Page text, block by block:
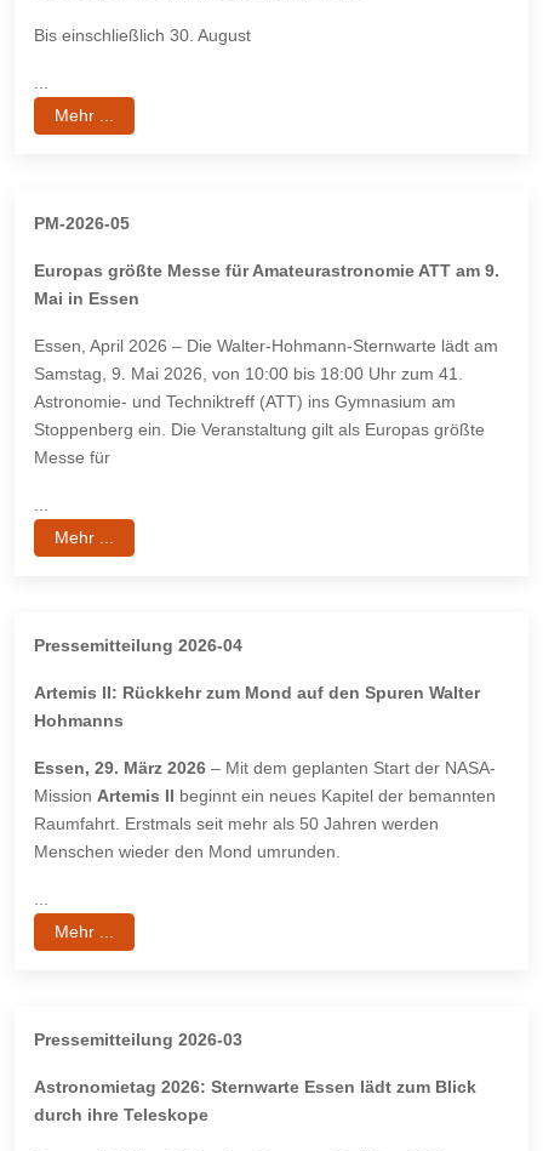
Bis einschließlich 30. August
...
Mehr ...
PM-2026-05
Europas größte Messe für Amateurastronomie ATT am 9.
Mai in Essen
Essen, April 2026 – Die Walter-Hohmann-Sternwarte lädt am
Samstag, 9. Mai 2026, von 10:00 bis 18:00 Uhr zum 41.
Astronomie- und Techniktreff (ATT) ins Gymnasium am
Stoppenberg ein. Die Veranstaltung gilt als Europas größte
Messe für
...
Mehr ...
Pressemitteilung 2026-04
Artemis II: Rückkehr zum Mond auf den Spuren Walter
Hohmanns
Essen, 29. März 2026 – Mit dem geplanten Start der NASA-
Mission Artemis II beginnt ein neues Kapitel der bemannten
Raumfahrt. Erstmals seit mehr als 50 Jahren werden
Menschen wieder den Mond umrunden.
...
Mehr ...
Pressemitteilung 2026-03
Astronomietag 2026: Sternwarte Essen lädt zum Blick
durch ihre Teleskope